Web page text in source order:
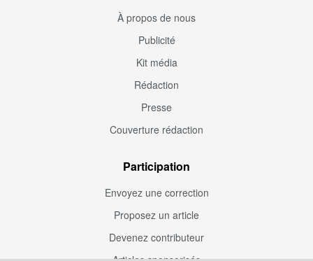
À propos de nous
Publicité
Kit média
Rédaction
Presse
Couverture rédaction
Participation
Envoyez une correction
Proposez un article
Devenez contributeur